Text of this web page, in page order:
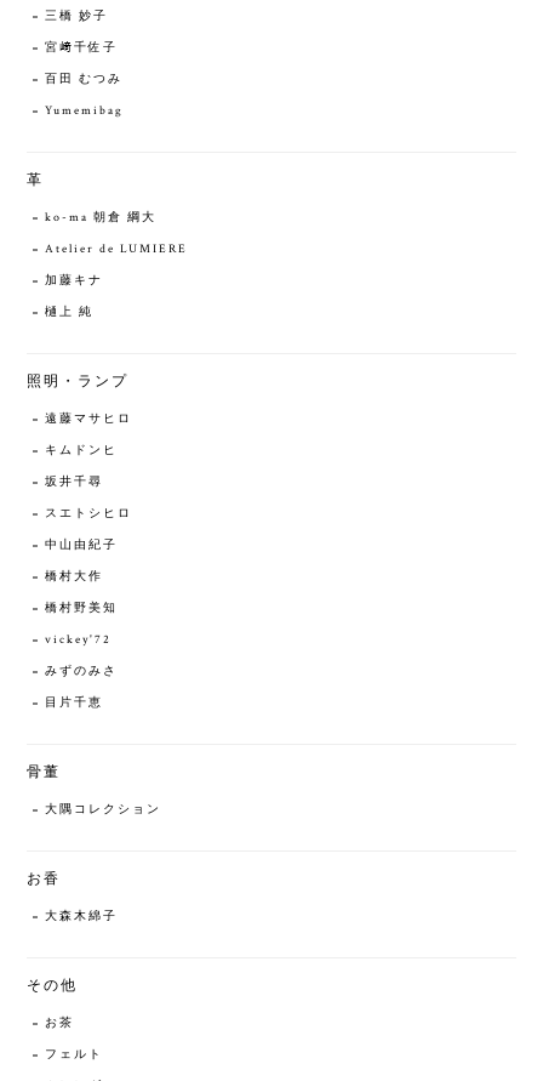
三橋 妙子
宮﨑千佐子
百田 むつみ
Yumemibag
革
ko-ma 朝倉 綱大
Atelier de LUMIERE
加藤キナ
樋上 純
照明・ランプ
遠藤マサヒロ
キムドンヒ
坂井千尋
スエトシヒロ
中山由紀子
橋村大作
橋村野美知
vickey'72
みずのみさ
目片千恵
骨董
大隅コレクション
お香
大森木綿子
その他
お茶
フェルト